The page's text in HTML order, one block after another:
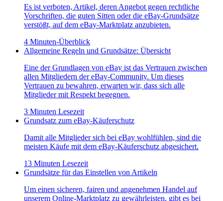
Es ist verboten, Artikel, deren Angebot gegen rechtliche
Vorschriften, die guten Sitten oder die eBay-Grundsätze
verstößt, auf dem eBay-Marktplatz anzubieten.
4 Minuten-Überblick
Allgemeine Regeln und Grundsätze: Übersicht
Eine der Grundlagen von eBay ist das Vertrauen zwischen
allen Mitgliedern der eBay-Community. Um dieses
Vertrauen zu bewahren, erwarten wir, dass sich alle
Mitglieder mit Respekt begegnen.
3 Minuten Lesezeit
Grundsatz zum eBay-Käuferschutz
Damit alle Mitglieder sich bei eBay wohlfühlen, sind die
meisten Käufe mit dem eBay-Käuferschutz abgesichert.
13 Minuten Lesezeit
Grundsätze für das Einstellen von Artikeln
Um einen sicheren, fairen und angenehmen Handel auf
unserem Online-Marktplatz zu gewährleisten, gibt es bei